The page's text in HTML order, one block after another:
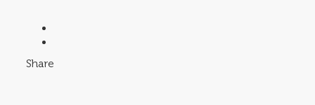
Share